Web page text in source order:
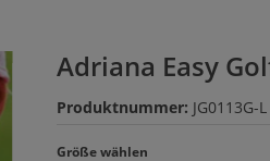
Adriana Easy
Produktnummer: JG0113G-L
Größe wählen